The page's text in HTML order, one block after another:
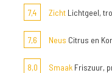
7,4
Zicht Lichtgeel,
7,6 Neus Citrus en
8,0 Smaak Friszuur,